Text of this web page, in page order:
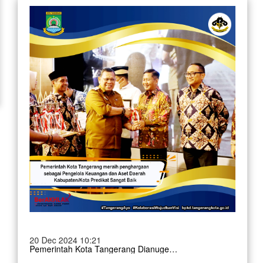
20 Dec 2024 10:21
Pemerintah Kota Tangerang Dianugerahi penghargaan Sebagai Pengelola Keuangan dan Aset Daerah Kabupaten/Kota PREDIKAT SANGAT BAIK dari Pemerintah Provinsi Banten! Dengan penghargaan ini, semoga Pemerintah Kota Tangerang dapat terus menjadi teladan dalam p